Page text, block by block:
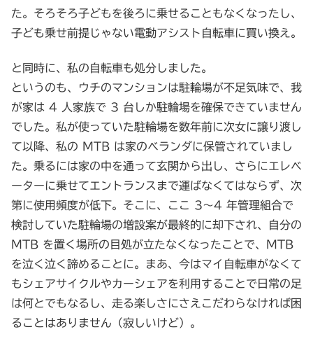
た。そろそろ子どもを後ろに乗せることもなくなったし、
子ども乗せ前提じゃない電動アシスト自転車に買い換え。
と同時に、私の自転車も処分しました。
というのも、ウチのマンションは駐輪場が不足気味で、我
が家は 4 人家族で 3 台しか駐輪場を確保できていません
でした。私が使っていた駐輪場を数年前に次女に譲り渡し
て以降、私の MTB は家のベランダに保管されていまし
た。乗るには家の中を通って玄関から出し、さらにエレベ
ーターに乗せてエントランスまで運ばなくてはならず、次
第に使用頻度が低下。そこに、ここ 3～4 年管理組合で
検討していた駐輪場の増設案が最終的に却下され、自分の
MTB を置く場所の目処が立たなくなったことで、MTB
を泣く泣く諦めることに。まあ、今はマイ自転車がなくて
もシェアサイクルやカーシェアを利用することで日常の足
は何とでもなるし、走る楽しさにさえこだわらなければ困
ることはありません（寂しいけど）。